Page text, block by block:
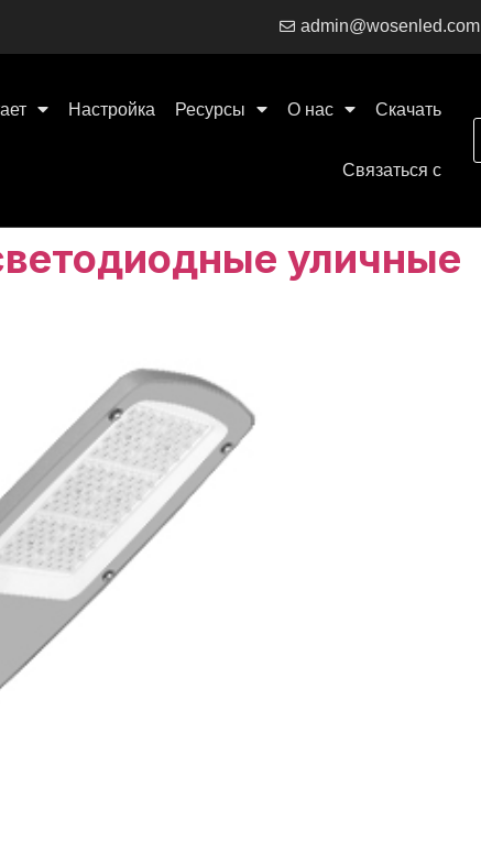
admin@wosenled.com
Настройка Ресурсы О нас Скачать
Связаться с
уличные